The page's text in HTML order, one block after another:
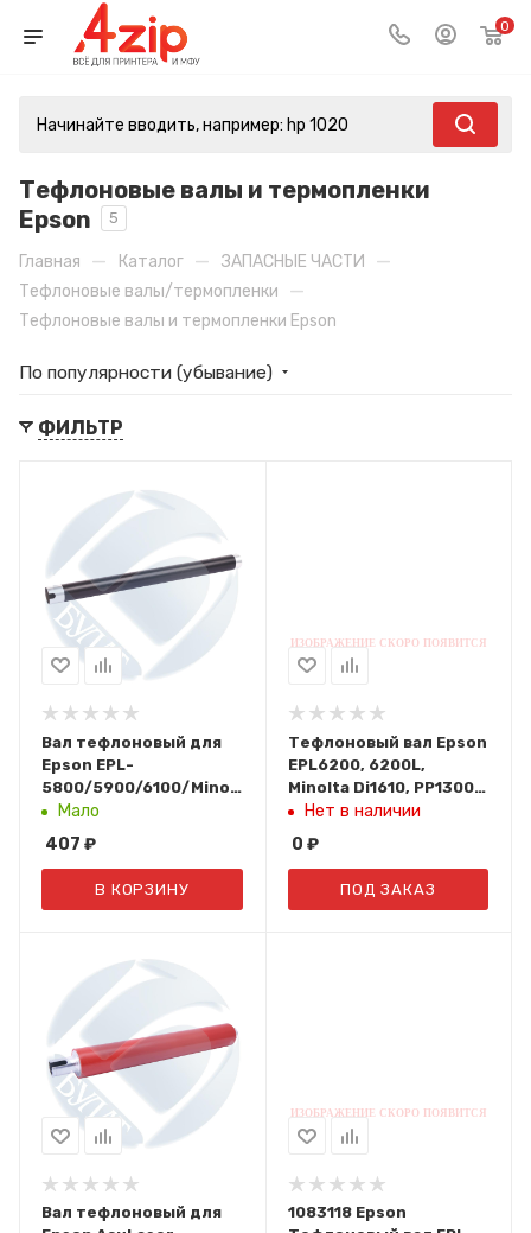
0
Тефлоновые валы и термопленки
Epson
5
Главная — Каталог — ЗАПАСНЫЕ ЧАСТИ —
Тефлоновые валы/термопленки —
Тефлоновые валы и термопленки Epson
По популярности (убывание)
ФИЛЬТР
Вал тефлоновый для
Epson EPL-
5800/5900/6100/Minolta
PagePro 1200/1250
Мало
407 ₽
В КОРЗИНУ
Тефлоновый вал Epson
EPL6200, 6200L,
Minolta Di1610, PP1300
(Совместимый)
01338
Нет в наличии
0 ₽
ПОД ЗАКАЗ
Вал тефлоновый для
1083118 Epson